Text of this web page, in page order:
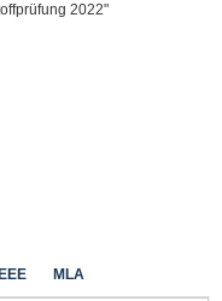
2022"
MLA